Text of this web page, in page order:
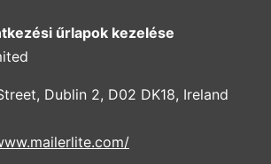
űrlapok kezelése
Dublin 2, D02 DK18, Ireland